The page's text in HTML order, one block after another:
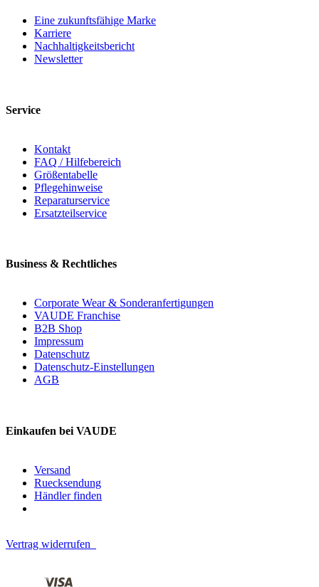
Eine zukunftsfähige Marke
Karriere
Nachhaltigkeitsbericht
Newsletter
Service
Kontakt
FAQ / Hilfebereich
Größentabelle
Pflegehinweise
Reparaturservice
Ersatzteilservice
Business & Rechtliches
Corporate Wear & Sonderanfertigungen
VAUDE Franchise
B2B Shop
Impressum
Datenschutz
Datenschutz-Einstellungen
AGB
Einkaufen bei VAUDE
Versand
Ruecksendung
Händler finden
Vertrag widerrufen